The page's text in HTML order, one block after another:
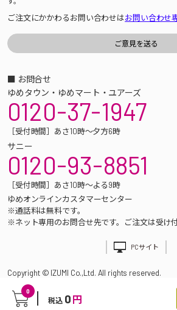
0
税込 0 円
ご注文にかかわるお問い合わせはお問い合わせ
■ お問合せ
ゆめタウン・ゆめマート・ユアーズ
0120-37-1947
［受付時間］あさ10時～夕方6時
サニー
0120-93-8851
［受付時間］あさ10時～よる9時
ゆめオンラインカスタマーセンター
※通話料は無料です。
※ネット専用のお問合せ先です。ご注文は受け
PCサイト
Copyright © IZUMI Co.,Ltd. All rights reserved.